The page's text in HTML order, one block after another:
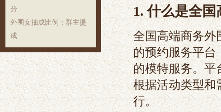
分
外围女抽成比例：群主提
成
1. 什么是全
全国高端商务外
的预约服务平台
的模特服务。平
根据活动类型和
行。